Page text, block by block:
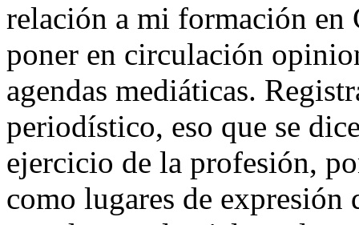
relación a mi formación en
poner en circulación
agendas mediáticas.
periodístico, eso que se
ejercicio de la profesión,
como lugares de expresión